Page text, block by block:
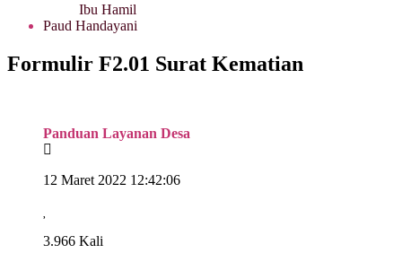
Ibu Hamil
Paud Handayani
Formulir F2.01 Surat Kematian
Panduan Layanan Desa
12 Maret 2022 12:42:06
3.966 Kali